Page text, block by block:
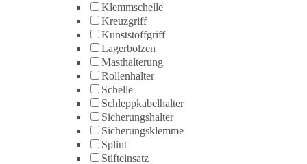
Klemmschelle
Kreuzgriff
Kunststoffgriff
Lagerbolzen
Masthalterung
Rollenhalter
Schelle
Schleppkabelhalter
Sicherungshalter
Sicherungsklemme
Splint
Stifteinsatz